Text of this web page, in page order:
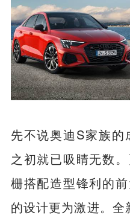
先不说奥迪S家族的
之初就已吸睛无数
栅搭配造型锋利的
的设计更为激进。